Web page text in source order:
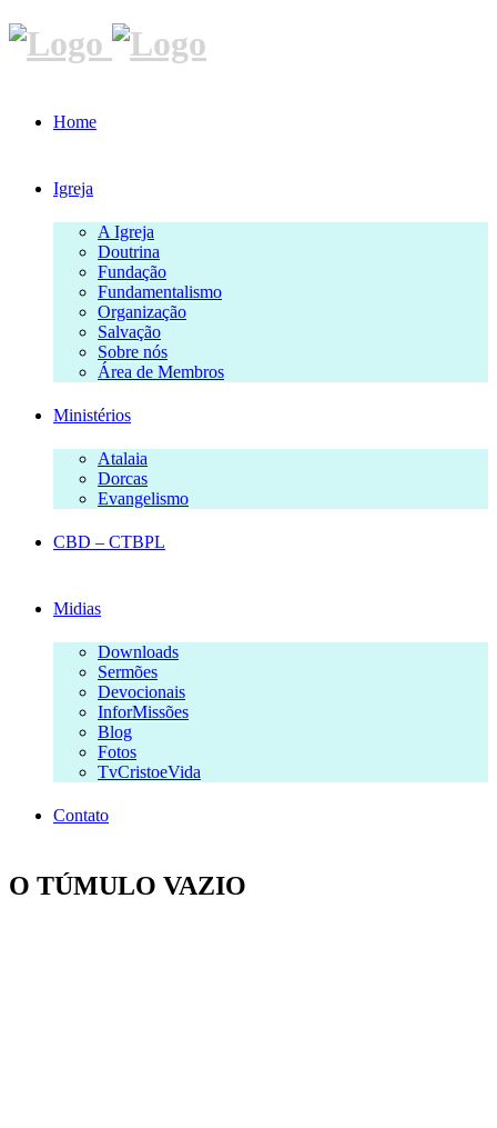
Home
Igreja
A Igreja
Doutrina
Fundação
Fundamentalismo
Organização
Salvação
Sobre nós
Área de Membros
Ministérios
Atalaia
Dorcas
Evangelismo
CBD – CTBPL
Midias
Downloads
Sermões
Devocionais
InforMissões
Blog
Fotos
TvCristoeVida
Contato
O TÚMULO VAZIO